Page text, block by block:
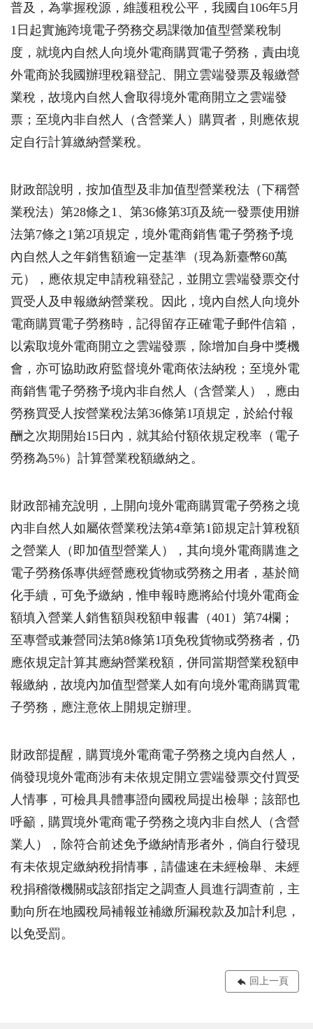
普及，為掌握稅源，維護租稅公平，我國自106年5月
1日起實施跨境電子勞務交易課徵加值型營業稅制
度，就境內自然人向境外電商購買電子勞務，責由境
外電商於我國辦理稅籍登記、開立雲端發票及報繳營
業稅，故境內自然人會取得境外電商開立之雲端發
票；至境內非自然人（含營業人）購買者，則應依規
定自行計算繳納營業稅。
財政部說明，按加值型及非加值型營業稅法（下稱營
業稅法）第28條之1、第36條第3項及統一發票使用辦
法第7條之1第2項規定，境外電商銷售電子勞務予境
內自然人之年銷售額逾一定基準（現為新臺幣60萬
元），應依規定申請稅籍登記，並開立雲端發票交付
買受人及申報繳納營業稅。因此，境內自然人向境外
電商購買電子勞務時，記得留存正確電子郵件信箱，
以索取境外電商開立之雲端發票，除增加自身中獎機
會，亦可協助政府監督境外電商依法納稅；至境外電
商銷售電子勞務予境內非自然人（含營業人），應由
勞務買受人按營業稅法第36條第1項規定，於給付報
酬之次期開始15日內，就其給付額依規定稅率（電子
勞務為5%）計算營業稅額繳納之。
財政部補充說明，上開向境外電商購買電子勞務之境
內非自然人如屬依營業稅法第4章第1節規定計算稅額
之營業人（即加值型營業人），其向境外電商購進之
電子勞務係專供經營應稅貨物或勞務之用者，基於簡
化手續，可免予繳納，惟申報時應將給付境外電商金
額填入營業人銷售額與稅額申報書（401）第74欄；
至專營或兼營同法第8條第1項免稅貨物或勞務者，仍
應依規定計算其應納營業稅額，併同當期營業稅額申
報繳納，故境內加值型營業人如有向境外電商購買電
子勞務，應注意依上開規定辦理。
財政部提醒，購買境外電商電子勞務之境內自然人，
倘發現境外電商涉有未依規定開立雲端發票交付買受
人情事，可檢具具體事證向國稅局提出檢舉；該部也
呼籲，購買境外電商電子勞務之境內非自然人（含營
業人），除符合前述免予繳納情形者外，倘自行發現
有未依規定繳納稅捐情事，請儘速在未經檢舉、未經
稅捐稽徵機關或該部指定之調查人員進行調查前，主
動向所在地國稅局補報並補繳所漏稅款及加計利息，
以免受罰。
回上一頁